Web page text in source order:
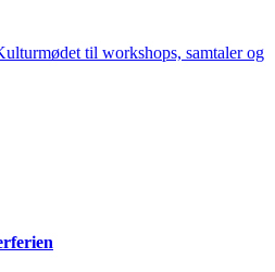
til workshops, samtaler og